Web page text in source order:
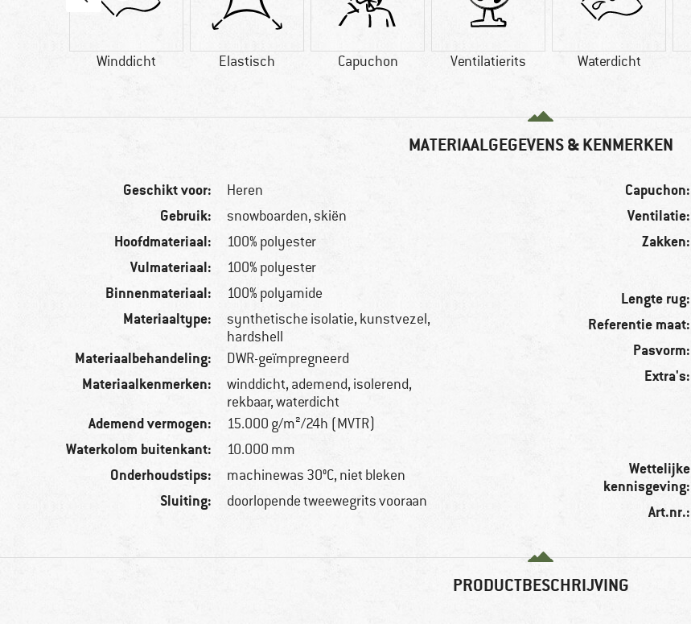
Winddicht Elastisch Capuchon Ventilatierits Waterdicht
MATERIAALGEGEVENS & KENMERKEN
Geschikt voor: Heren
Gebruik: snowboarden, skiën
Hoofdmateriaal: 100% polyester
Vulmateriaal: 100% polyester
Binnenmateriaal: 100% polyamide
Materiaaltype:
synthetische isolatie, kunstvezel,
hardshell
Materiaalbehandeling: DWR-geïmpregneerd
Materiaalkenmerken:
winddicht, ademend, isolerend,
rekbaar, waterdicht
Ademend vermogen: 15.000 g/m²/24h (MVTR)
Waterkolom buitenkant: 10.000 mm
Onderhoudstips: machinewas 30°C, niet bleken
Sluiting: doorlopende tweewegrits vooraan
Capuchon:
Ventilatie:
Zakken:
Lengte rug:
Referentie maat:
Pasvorm:
Extra's:
Wettelijke
kennisgeving:
Art.nr.:
PRODUCTBESCHRIJVING